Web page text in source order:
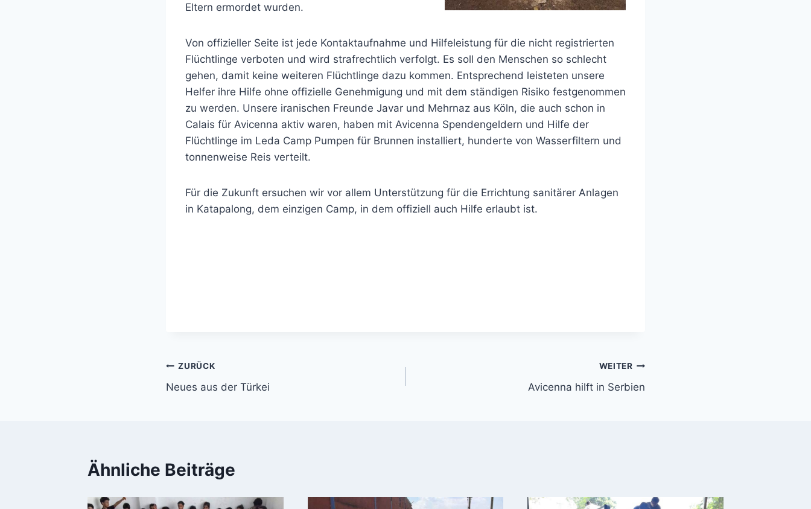
Eltern ermordet wurden.
Von offizieller Seite ist jede Kontaktaufnahme und Hilfeleistung für die nicht registrierten
Flüchtlinge verboten und wird strafrechtlich verfolgt. Es soll den Menschen so schlecht
gehen, damit keine weiteren Flüchtlinge dazu kommen. Entsprechend leisteten unsere
Helfer ihre Hilfe ohne offizielle Genehmigung und mit dem ständigen Risiko festgenommen
zu werden. Unsere iranischen Freunde Javar und Mehrnaz aus Köln, die auch schon in
Calais für Avicenna aktiv waren, haben mit Avicenna Spendengeldern und Hilfe der
Flüchtlinge im Leda Camp Pumpen für Brunnen installiert, hunderte von Wasserfiltern und
tonnenweise Reis verteilt.
Für die Zukunft ersuchen wir vor allem Unterstützung für die Errichtung sanitärer Anlagen
in Katapalong, dem einzigen Camp, in dem offiziell auch Hilfe erlaubt ist.